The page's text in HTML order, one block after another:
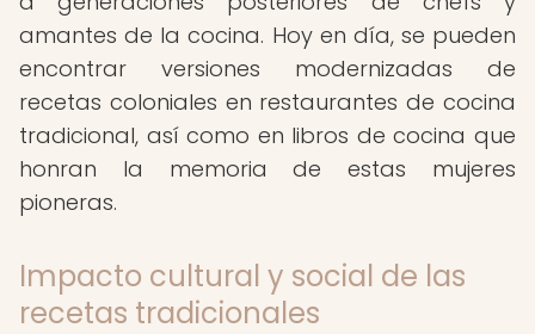
amantes de la cocina. Hoy en día, se pueden
encontrar versiones modernizadas de
recetas coloniales en restaurantes de cocina
tradicional, así como en libros de cocina que
honran la memoria de estas mujeres
pioneras.
Impacto cultural y social de las
recetas tradicionales